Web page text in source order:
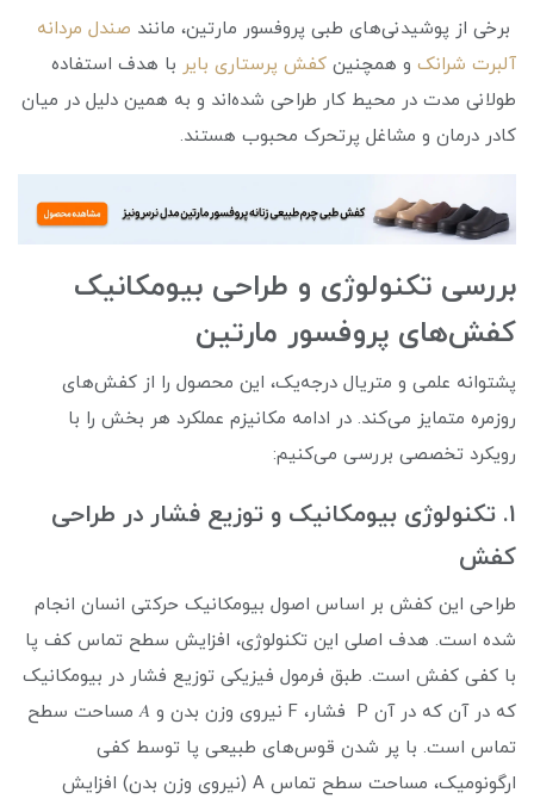
برخی از پوشیدنی‌های طبی پروفسور مارتین، مانند صندل مردانه
آلبرت شرانک و همچنین کفش پرستاری بایر با هدف استفاده
طولانی‌ مدت در محیط کار طراحی شده‌اند و به همین دلیل در میان
کادر درمان و مشاغل پرتحرک محبوب هستند.
بررسی تکنولوژی و طراحی بیومکانیک
کفش‌های پروفسور مارتین
پشتوانه علمی و متریال درجه‌یک، این محصول را از کفش‌های
روزمره متمایز می‌کند. در ادامه مکانیزم عملکرد هر بخش را با
رویکرد تخصصی بررسی می‌کنیم:
۱. تکنولوژی بیومکانیک و توزیع فشار در طراحی
کفش
طراحی این کفش بر اساس اصول بیومکانیک حرکتی انسان انجام
شده است. هدف اصلی این تکنولوژی، افزایش سطح تماس کف پا
با کفی کفش است. طبق فرمول فیزیکی توزیع فشار در بیومکانیک
که در آن که در آن P فشار، F نیروی وزن بدن و 𝐴 مساحت سطح
تماس است. با پر شدن قوس‌های طبیعی پا توسط کفی
ارگونومیک، مساحت سطح تماس A (نیروی وزن بدن) افزایش